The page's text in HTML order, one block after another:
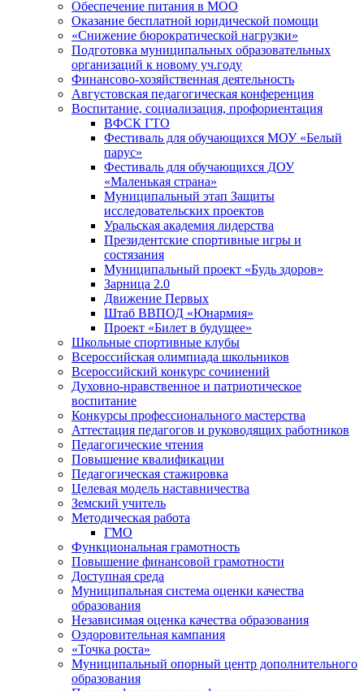
Обеспечение питания в МОО
Оказание бесплатной юридической помощи
«Снижение бюрократической нагрузки»
Подготовка муниципальных образовательных
организаций к новому уч.году
Финансово-хозяйственная деятельность
Августовская педагогическая конференция
Воспитание, социализация, профориентация
ВФСК ГТО
Фестиваль для обучающихся МОУ «Белый
парус»
Фестиваль для обучающихся ДОУ
«Маленькая страна»
Муниципальный этап Защиты
исследовательских проектов
Уральская академия лидерства
Президентские спортивные игры и
состязания
Муниципальный проект «Будь здоров»
Зарница 2.0
Движение Первых
Штаб ВВПОД «Юнармия»
Проект «Билет в будущее»
Школьные спортивные клубы
Всероссийская олимпиада школьников
Всероссийский конкурс сочинений
Духовно-нравственное и патриотическое
воспитание
Конкурсы профессионального мастерства
Аттестация педагогов и руководящих работников
Педагогические чтения
Повышение квалификации
Педагогическая стажировка
Целевая модель наставничества
Земский учитель
Методическая работа
ГМО
Функциональная грамотность
Повышение финансовой грамотности
Доступная среда
Муниципальная система оценки качества
образования
Независимая оценка качества образования
Оздоровительная кампания
«Точка роста»
Муниципальный опорный центр дополнительного
образования